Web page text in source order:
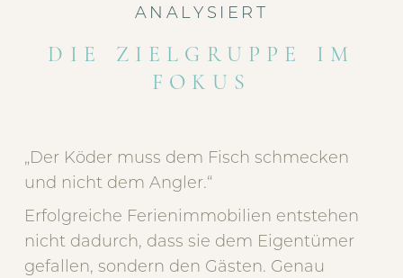
ANALYSIERT
DIE ZIELGRUPPE IM
FOKUS
„Der Köder muss dem Fisch schmecken
und nicht dem Angler.“
Erfolgreiche Ferienimmobilien entstehen
nicht dadurch, dass sie dem Eigentümer
gefallen, sondern den Gästen. Genau